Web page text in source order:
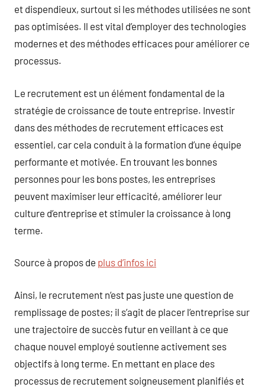
et dispendieux, surtout si les méthodes utilisées ne sont
pas optimisées. Il est vital d’employer des technologies
modernes et des méthodes efficaces pour améliorer ce
processus.
Le recrutement est un élément fondamental de la
stratégie de croissance de toute entreprise. Investir
dans des méthodes de recrutement efficaces est
essentiel, car cela conduit à la formation d’une équipe
performante et motivée. En trouvant les bonnes
personnes pour les bons postes, les entreprises
peuvent maximiser leur efficacité, améliorer leur
culture d’entreprise et stimuler la croissance à long
terme.
Source à propos de plus d’infos ici
Ainsi, le recrutement n’est pas juste une question de
remplissage de postes; il s’agit de placer l’entreprise sur
une trajectoire de succès futur en veillant à ce que
chaque nouvel employé soutienne activement ses
objectifs à long terme. En mettant en place des
processus de recrutement soigneusement planifiés et